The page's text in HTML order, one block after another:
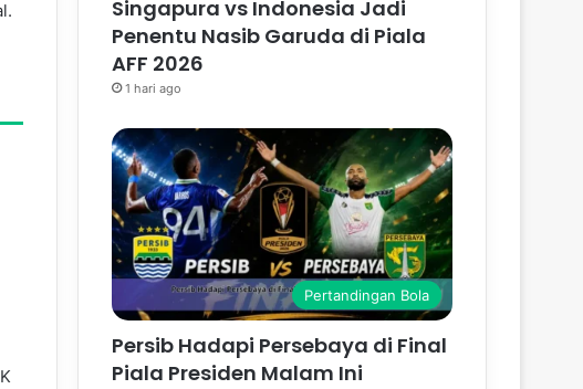
Singapura vs Indonesia Jadi
Penentu Nasib Garuda di Piala
AFF 2026
1 hari ago
Pertandingan Bola
Persib Hadapi Persebaya di Final
Piala Presiden Malam Ini